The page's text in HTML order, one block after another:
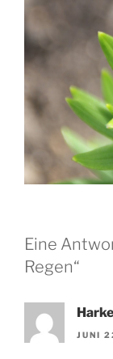
Eine
Regen“
Harke
JUNI